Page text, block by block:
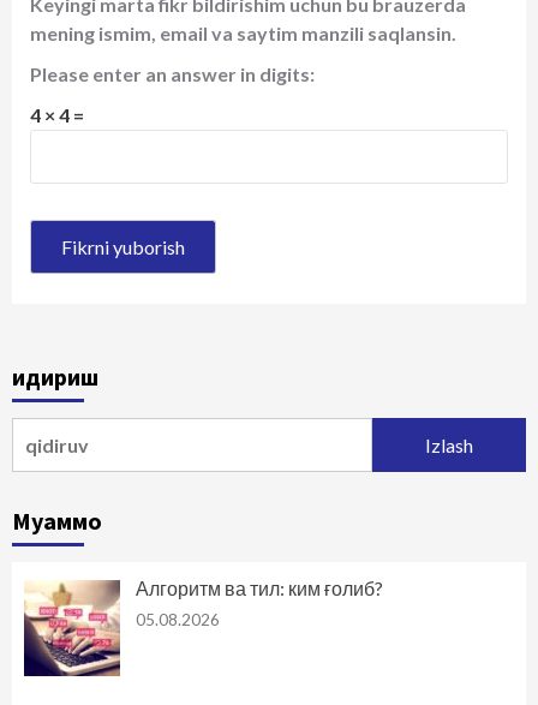
mening ismim, email va saytim manzili saqlansin.
Please enter an answer in digits:
4 × 4 =
Қидириш
Муаммо
Алгоритм ва тил: ким ғолиб?
05.08.2026